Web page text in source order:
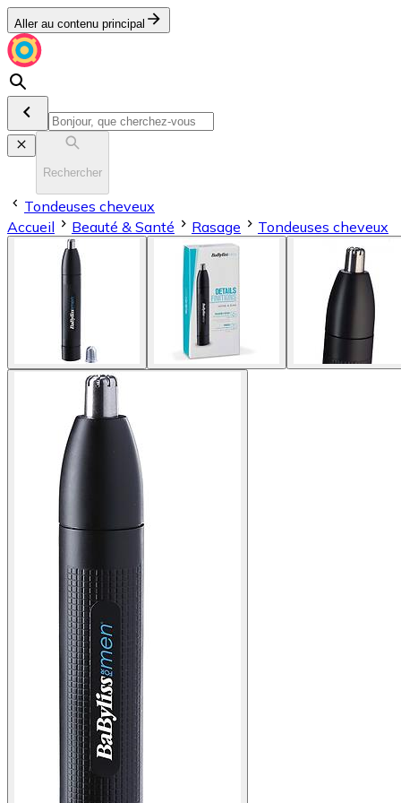
Aller au contenu principal
Rechercher
Tondeuses cheveux
Accueil
Beauté & Santé Rasage Tondeuses cheveux